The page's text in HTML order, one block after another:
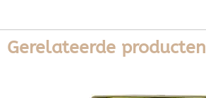
Gerelateerde producten